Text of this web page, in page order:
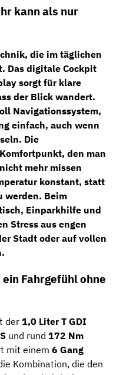
kann als nur
die im täglichen
Das digitale Cockpit
sorgt für klare
der Blick wandert.
Navigationssystem,
einfach, auch wenn
Die
den man
mehr missen
konstant, statt
werden. Beim
Einparkhilfe und
Stress aus engen
Stadt oder auf vollen
Fahrgefühl ohne
der 1,0 Liter T GDI
und rund 172 Nm
mit einem 6 Gang
Kombination, die den